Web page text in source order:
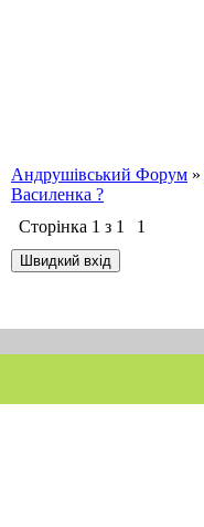
Андрушівський Форум »
Василенка ?
Сторінка 1 з 1 1